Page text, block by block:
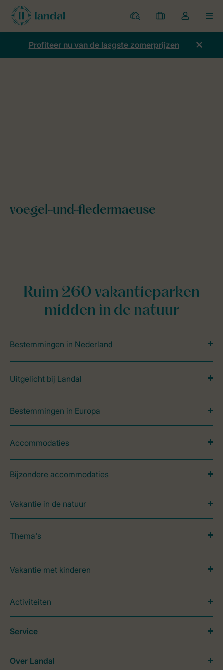
Parken
Mijn
boekingen
Open
de
dropdown
Profiteer nu van de laagste zomerprijzen
voegel-und-fledermaeuse
Ruim 260 vakantieparken
midden in de natuur
Bestemmingen in Nederland
Uitgelicht bij Landal
Bestemmingen in Europa
Accommodaties
Bijzondere accommodaties
Vakantie in de natuur
Thema's
Vakantie met kinderen
Activiteiten
Service
Over Landal